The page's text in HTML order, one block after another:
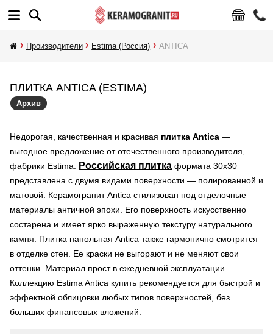
Производители Estima (Россия) ANTICA
ПЛИТКА ANTICA (ESTIMA)
Архив
Недорогая, качественная и красивая плитка Antica —
выгодное предложение от отечественного производителя,
фабрики Estima.
Российская плитка формата 30х30
представлена с двумя видами поверхности — полированной и
матовой. Керамогранит Antica стилизован под отделочные
материалы античной эпохи. Его поверхность искусственно
состарена и имеет ярко выраженную текстуру натурального
камня. Плитка напольная Antica также гармонично смотрится
в отделке стен. Ее краски не выгорают и не меняют свои
оттенки. Материал прост в ежедневной эксплуатации.
Коллекцию Estima Antica купить рекомендуется для быстрой и
эффектной облицовки любых типов поверхностей, без
больших финансовых вложений.